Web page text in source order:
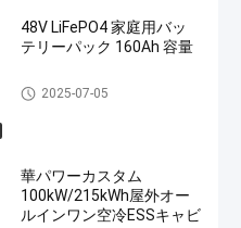
48V LiFePO4 家庭用バッ
テリーパック 160Ah 容量
家庭用蓄電システム
2025-07-05
華パワーカスタム
100kW/215kWh屋外オー
ルインワン空冷ESSキャビ